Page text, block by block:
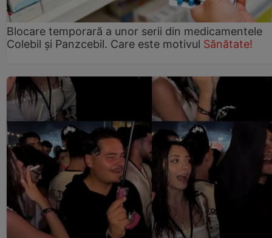
Blocare temporară a unor serii din medicamentele
Colebil și Panzcebil. Care este motivul Sănătate!